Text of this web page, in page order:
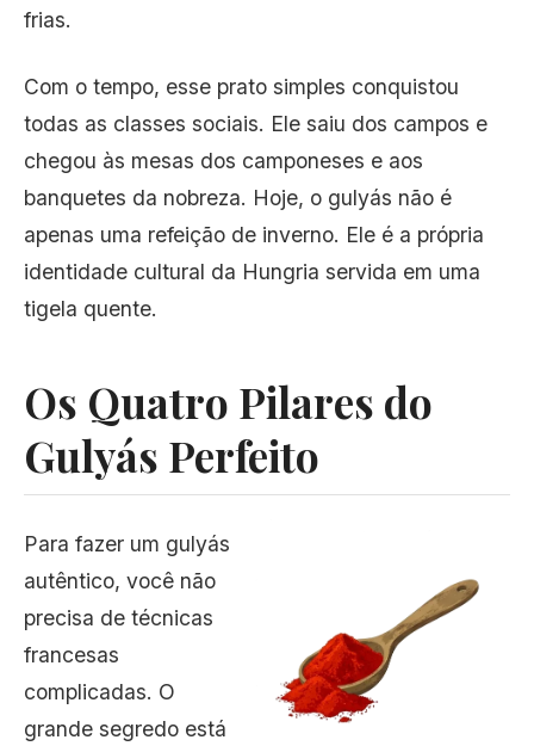
frias.
Com o tempo, esse prato simples conquistou
todas as classes sociais. Ele saiu dos campos e
chegou às mesas dos camponeses e aos
banquetes da nobreza. Hoje, o gulyás não é
apenas uma refeição de inverno. Ele é a própria
identidade cultural da Hungria servida em uma
tigela quente.
Os Quatro Pilares do
Gulyás Perfeito
Para fazer um gulyás
autêntico, você não
precisa de técnicas
francesas
complicadas. O
grande segredo está